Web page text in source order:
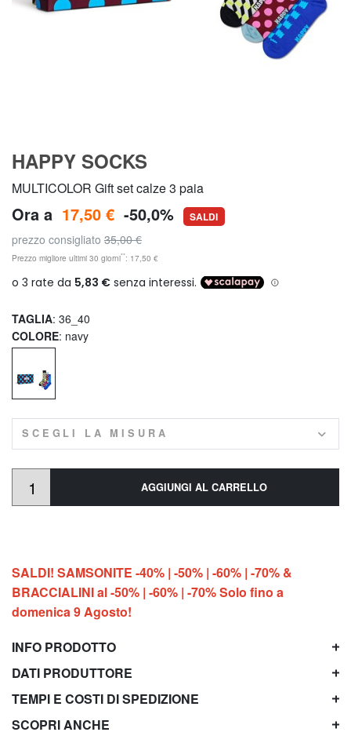
HAPPY SOCKS
MULTICOLOR Gift set calze 3 paia
Ora a 17,50 € -50,0% SALDI
prezzo consigliato 35,00 €
Prezzo migliore ultimi 30 giorni**: 17,50 €
TAGLIA: 36_40
COLORE: navy
SCEGLI LA MISURA
AGGIUNGI AL CARRELLO
SALDI! SAMSONITE -40% | -50% | -60% | -70% &
BRACCIALINI al -50% | -60% | -70% Solo fino a
domenica 9 Agosto!
INFO PRODOTTO
DATI PRODUTTORE
TEMPI E COSTI DI SPEDIZIONE
SCOPRI ANCHE